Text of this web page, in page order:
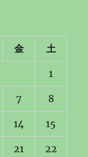
金 土
1
7 8
14 15
21 22